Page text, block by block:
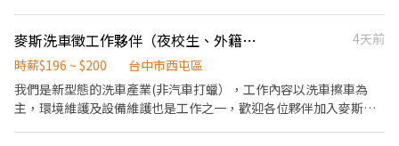
詢問！ ❌絕無詐騙｜⭕️免費諮詢⭕️安心上工
麥斯洗車徵工作夥伴（夜校生、外籍、二度都可以喔）
4天前
時薪$196 ~ $200
台中市西屯區
我們是新型態的洗車產業(非汽車打蠟），工作內容以洗車擦車為
主，環境維護及設備維護也是工作之一，歡迎各位夥伴加入麥斯洗